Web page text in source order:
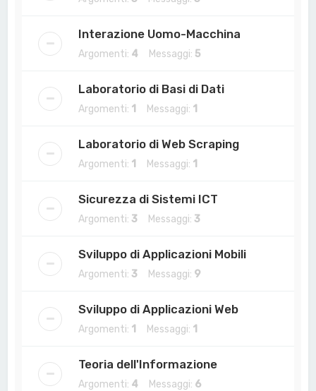
Interazione Uomo-Macchina
Argomenti: 4 Messaggi: 5
Laboratorio di Basi di Dati
Argomenti: 1 Messaggi: 1
Laboratorio di Web Scraping
Argomenti: 1 Messaggi: 1
Sicurezza di Sistemi ICT
Argomenti: 3 Messaggi: 3
Sviluppo di Applicazioni Mobili
Argomenti: 3 Messaggi: 9
Sviluppo di Applicazioni Web
Argomenti: 1 Messaggi: 1
Teoria dell'Informazione
Argomenti: 4 Messaggi: 6